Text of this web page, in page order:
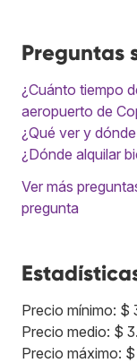
Preguntas
¿Cuánto tiempo
aeropuerto de
¿Qué ver y
¿Dónde alquilar
Ver más
pregunta
Precio mínimo: $
Precio medio: $
Precio máximo: